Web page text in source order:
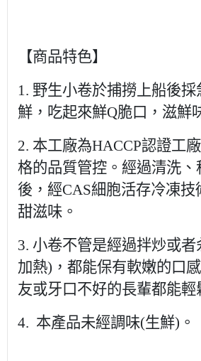
【商品特色】
1. 野生小卷於捕撈上船後採
鮮，吃起來鮮Q脆口，滋鮮
2. 本工廠為HACCP認證工
格的品質管控。經過清洗、
後，經CAS細胞活存冷凍技
甜滋味。
3. 小卷不管是經過拌炒或者
加熱) ，都能保有軟嫩的口
友或牙口不好的長輩都能輕
4. 本產品未經調味(生鮮) 。